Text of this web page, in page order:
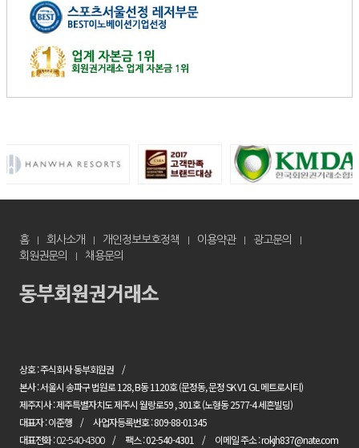
홈 회사소개 개인정보보호정책 이용약관
광고문의
회원권문의
채용문의
상호 : 주식회사 동부회원권
본사 : 서울시 송파구 법원로 128, B동 1120호 (문정동, 문정 SK V1 GL 메트로시티)
제주지사 : 제주특별자치도 제주시 월랑로59 , 301호 (노형동 2577-4 세흔빌딩)
대표자 : 이준행
사업자등록번호 : 809-88-01345
대표전화 :02-540-4300 팩스 : 02-540-4301 이메일 주소 : rokjh837@nate.com